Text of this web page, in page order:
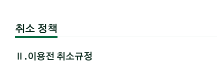
취소 정책
Ⅱ.이용전 취소규정